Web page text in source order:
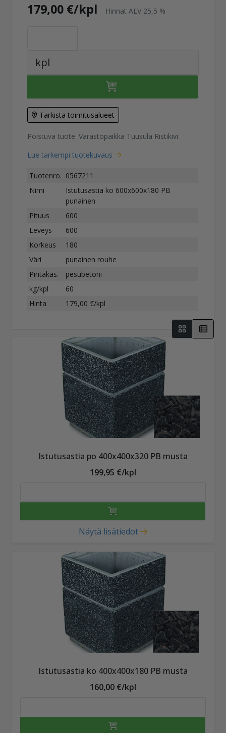
179,00 €/kpl Hinnat ALV 25,5 %
kpl
Tarkista toimitusalueet
Poistuva tuote. Varastopaikka Tuusula Ristikivi
Lue tarkempi tuotekuvaus
Tuotenro. 0567211
Nimi
Istutusastia ko 600x600x180 PB
punainen
Pituus
600
Leveys
600
Korkeus
180
Väri
punainen rouhe
Pintakäs.
pesubetoni
kg/kpl
60
Hinta
179,00 €/kpl
Istutusastia po 400x400x320 PB musta
199,95 €/kpl
Näytä lisätiedot
Istutusastia ko 400x400x180 PB musta
160,00 €/kpl